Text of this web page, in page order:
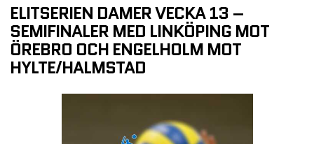
ELITSERIEN DAMER VECKA 13 –
SEMIFINALER MED LINKÖPING MOT
ÖREBRO OCH ENGELHOLM MOT
HYLTE/HALMSTAD